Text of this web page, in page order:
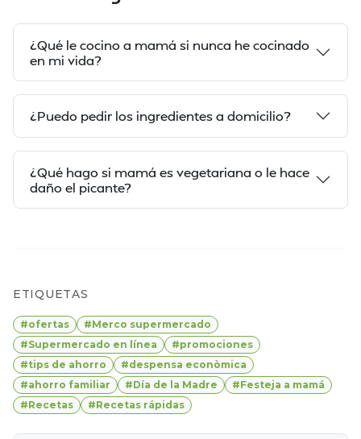
¿Qué le cocino a mamá si nunca he cocinado
en mi vida?
¿Puedo pedir los ingredientes a domicilio?
¿Qué hago si mamá es vegetariana o le hace
daño el picante?
ETIQUETAS
#ofertas
#Merco supermercado
#Supermercado en línea
#promociones
#tips de ahorro
#despensa econòmica
#ahorro familiar
#Día de la Madre
#Festeja a mamá
#Recetas
#Recetas rápidas